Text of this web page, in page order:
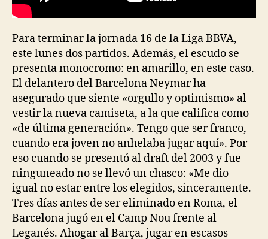
Para terminar la jornada 16 de la Liga BBVA,
este lunes dos partidos. Además, el escudo se
presenta monocromo: en amarillo, en este caso.
El delantero del Barcelona Neymar ha
asegurado que siente «orgullo y optimismo» al
vestir la nueva camiseta, a la que califica como
«de última generación». Tengo que ser franco,
cuando era joven no anhelaba jugar aquí». Por
eso cuando se presentó al draft del 2003 y fue
ninguneado no se llevó un chasco: «Me dio
igual no estar entre los elegidos, sinceramente.
Tres días antes de ser eliminado en Roma, el
Barcelona jugó en el Camp Nou frente al
Leganés. Ahogar al Barça, jugar en escasos